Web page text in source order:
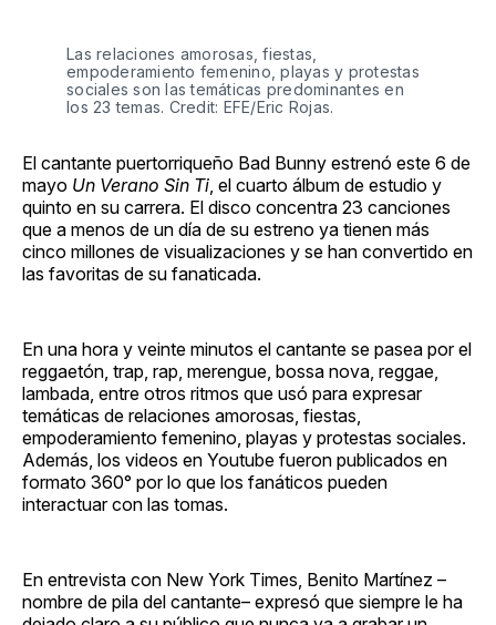
Las relaciones amorosas, fiestas,
empoderamiento femenino, playas y protestas
sociales son las temáticas predominantes en
los 23 temas. Credit: EFE/Eric Rojas.
El cantante puertorriqueño Bad Bunny estrenó este 6 de
mayo Un Verano Sin Ti , el cuarto álbum de estudio y
quinto en su carrera. El disco concentra 23 canciones
que a menos de un día de su estreno ya tienen más
cinco millones de visualizaciones y se han convertido en
las favoritas de su fanaticada.
En una hora y veinte minutos el cantante se pasea por el
reggaetón, trap, rap, merengue, bossa nova, reggae,
lambada, entre otros ritmos que usó para expresar
temáticas de relaciones amorosas, fiestas,
empoderamiento femenino, playas y protestas sociales.
Además, los videos en Youtube fueron publicados en
formato 360° por lo que los fanáticos pueden
interactuar con las tomas.
En entrevista con New York Times, Benito Martínez –
nombre de pila del cantante– expresó que siempre le ha